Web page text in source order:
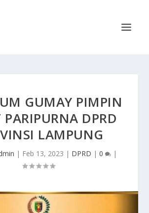
GUMAY PIMPIN
PARIPURNA DPRD
LAMPUNG
| Feb 13, 2023 | DPRD | 0 |